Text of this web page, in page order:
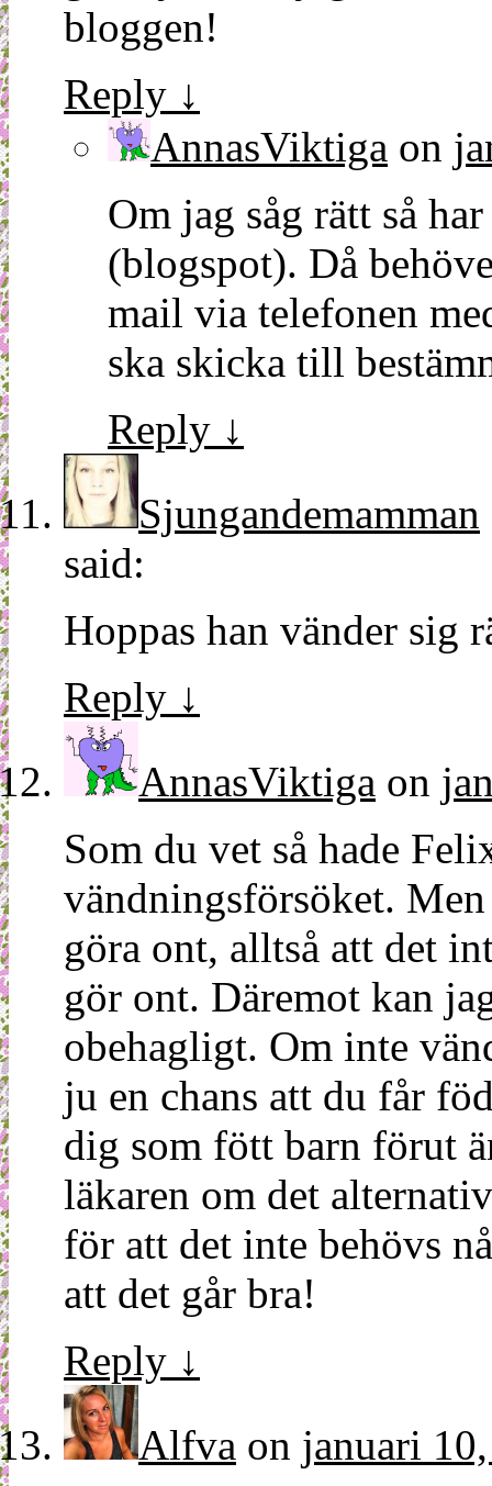
bloggen!
Reply ↓
AnnasViktiga on
Om jag såg rätt så
(blogspot). Då
mail via telefonen
ska skicka till
Reply ↓
Sjungandemamman
said:
Hoppas han vänder sig
Reply ↓
AnnasViktiga on
Som du vet så hade
vändningsförsöket.
göra ont, alltså att det
gör ont. Däremot kan
obehagligt. Om inte
ju en chans att du får
dig som fött barn förut
läkaren om det
för att det inte behövs
att det går bra!
Reply ↓
Alfva on januari